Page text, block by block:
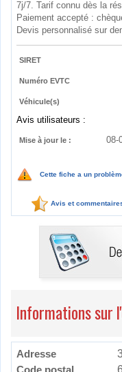
7j/7. Tarif connu dès la
Paiement accepté :
Devis personnalisé sur
SIRET
Numéro EVTC
Véhicule(s)
Avis utilisateurs :
Mise à jour le : 08-
Cette fiche a un
Avis et
Informations sur
Adresse